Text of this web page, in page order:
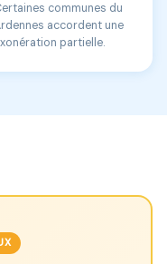
communes du
accordent une
partielle.